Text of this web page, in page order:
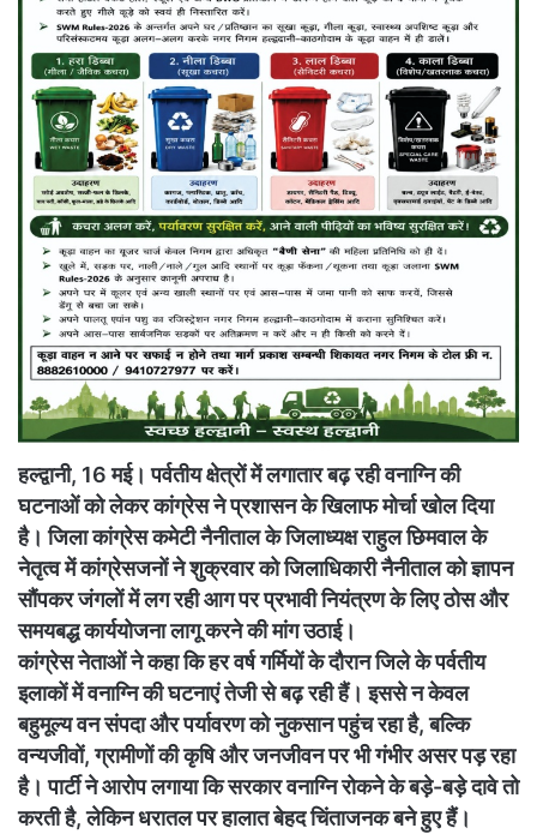
हल्द्वानी, 16 मई। पर्वतीय क्षेत्रों में लगातार बढ़ रही वनाग्नि की
घटनाओं को लेकर कांग्रेस ने प्रशासन के खिलाफ मोर्चा खोल दिया
है। जिला कांग्रेस कमेटी नैनीताल के जिलाध्यक्ष राहुल छिमवाल के
नेतृत्व में कांग्रेसजनों ने शुक्रवार को जिलाधिकारी नैनीताल को ज्ञापन
सौंपकर जंगलों में लग रही आग पर प्रभावी नियंत्रण के लिए ठोस और
समयबद्ध कार्ययोजना लागू करने की मांग उठाई।
कांग्रेस नेताओं ने कहा कि हर वर्ष गर्मियों के दौरान जिले के पर्वतीय
इलाकों में वनाग्नि की घटनाएं तेजी से बढ़ रही हैं। इससे न केवल
बहुमूल्य वन संपदा और पर्यावरण को नुकसान पहुंच रहा है, बल्कि
वन्यजीवों, ग्रामीणों की कृषि और जनजीवन पर भी गंभीर असर पड़ रहा
है। पार्टी ने आरोप लगाया कि सरकार वनाग्नि रोकने के बड़े-बड़े दावे तो
करती है, लेकिन धरातल पर हालात बेहद चिंताजनक बने हुए हैं।